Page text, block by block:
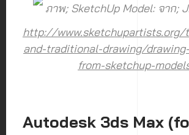
ภาพ; SketchUp Model: จาก;
http://
and-traditional-drawing/
from-sketchup-
Autodesk 3ds Max